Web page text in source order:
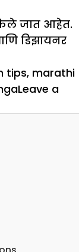
जात आहेत.
डिझायनर
tips, marathi
Leave a